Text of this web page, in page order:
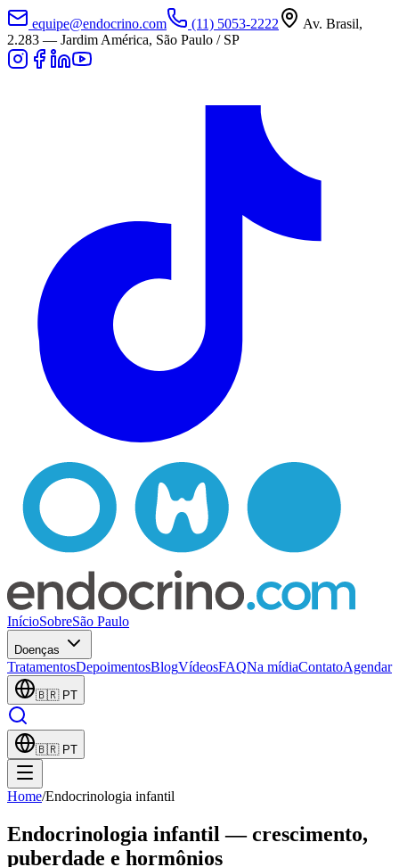
equipe@endocrino.com (11) 5053-2222
Av. Brasil,
2.283 — Jardim América, São Paulo / SP
InícioSobreSão Paulo
Doenças
TratamentosDepoimentosBlogVídeosFAQNa mídiaContatoAgendar
🇧🇷 PT
🇧🇷 PT
Home/Endocrinologia infantil
Endocrinologia infantil — crescimento,
puberdade e hormônios